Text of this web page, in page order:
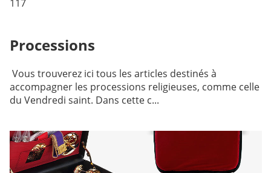
117
Processions
Vous trouverez ici tous les articles destinés à
accompagner les processions religieuses, comme celle
du Vendredi saint. Dans cette c...